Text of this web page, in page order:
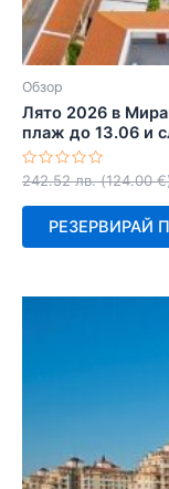
Обзор
Лято 2026 в
плаж до 13.06 и
Оценено
с
0
242.52лв. (124.00€
РЕЗЕРВИРАЙ